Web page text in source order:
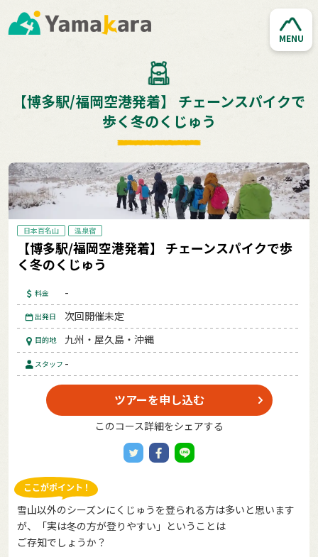
MENU
【博多駅/福岡空港発着】 チェーンスパイクで
歩く冬のくじゅう
日本百名山 温泉宿
【博多駅/福岡空港発着】 チェーンスパイクで歩
く冬のくじゅう
料金 -
出発日 次回開催未定
目的地 九州・屋久島・沖縄
スタッフ -
ツアーを申し込む
このコース詳細をシェアする
雪山以外のシーズンにくじゅうを登られる方は多いと思います
が、「実は冬の方が登りやすい」ということは
ご存知でしょうか？